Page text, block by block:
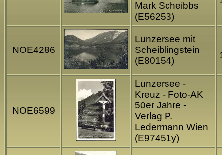
Mark Scheibbs
(E56253)
NOE4286
Lunzersee mit
Scheiblingstein
(E80154)
NOE6599
Lunzersee -
Kreuz - Foto-AK
50er Jahre -
Verlag P.
Ledermann Wien
(E97451y)